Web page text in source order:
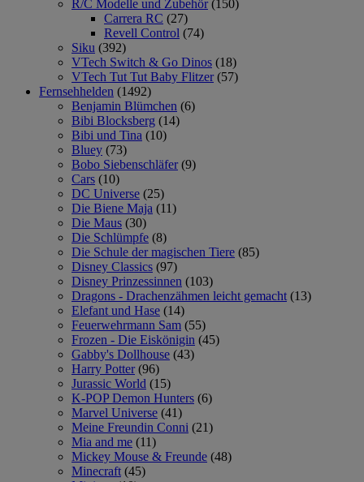
R/C Modelle und Zubehör (150)
Carrera RC (27)
Revell Control (74)
Siku (392)
VTech Switch & Go Dinos (18)
VTech Tut Tut Baby Flitzer (57)
Fernsehhelden (1492)
Benjamin Blümchen (6)
Bibi Blocksberg (14)
Bibi und Tina (10)
Bluey (73)
Bobo Siebenschläfer (9)
Cars (10)
DC Universe (25)
Die Biene Maja (11)
Die Maus (30)
Die Schlümpfe (8)
Die Schule der magischen Tiere (85)
Disney Classics (97)
Disney Prinzessinnen (103)
Dragons - Drachenzähmen leicht gemacht (13)
Elefant und Hase (14)
Feuerwehrmann Sam (55)
Frozen - Die Eiskönigin (45)
Gabby's Dollhouse (43)
Harry Potter (96)
Jurassic World (15)
K-POP Demon Hunters (6)
Marvel Universe (41)
Meine Freundin Conni (21)
Mia and me (11)
Mickey Mouse & Freunde (48)
Minecraft (45)